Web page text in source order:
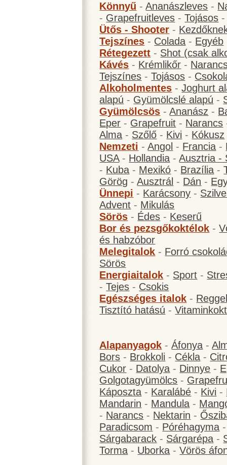
Könnyű -Ananászleves -
- Grapefruitleves -Tojásos
Ütős - Shooter -
Tejszínes - Colada - Egyéb
Rétegezett - Shot (csak
Kávés - Krémlikőr -
Tejszínes -Tojásos -
Alkoholmentes -Joghurt
alapú - Gyümölcslé alapú -
Gyümölcsös -Ananász -
Eper - Grapefruit - Narancs
Alma - Szőlő - Kivi - Kókusz
Nemzeti -Angol - Francia -
USA- Hollandia -Ausztria -
- Kuba - Mexikó - Brazília -
Görög -Ausztrál - Dán -
Ünnepi - Karácsony -
Advent - Mikulás
Sörös - Édes - Keserű
Bor és pezsgőkoktélok -
és habzóbor
Melegitalok - Forró
Sörös
Energiaitalok - Sport -
-Tejes - Csokis
Egészséges italok -
Tisztító hatású -
Alapanyagok -Áfonya -
Bors - Brokkoli - Cékla -
Cukor - Datolya - Dinnye -
Golgotagyümölcs -
Káposzta - Karalábé - Kivi -
Mandarin - Mandula -
- Narancs - Nektarin -
Paradicsom - Póréhagyma
Sárgabarack - Sárgarépa -
Torma - Uborka -Vörös